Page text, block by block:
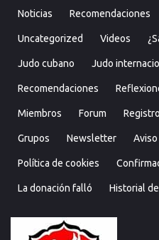
Noticias Recomendaciones
Uncategorized Videos
Judo cubano Judo
Recomendaciones
Miembros Forum Registro
Grupos Newsletter
Política de cookies
La donación falló Historial